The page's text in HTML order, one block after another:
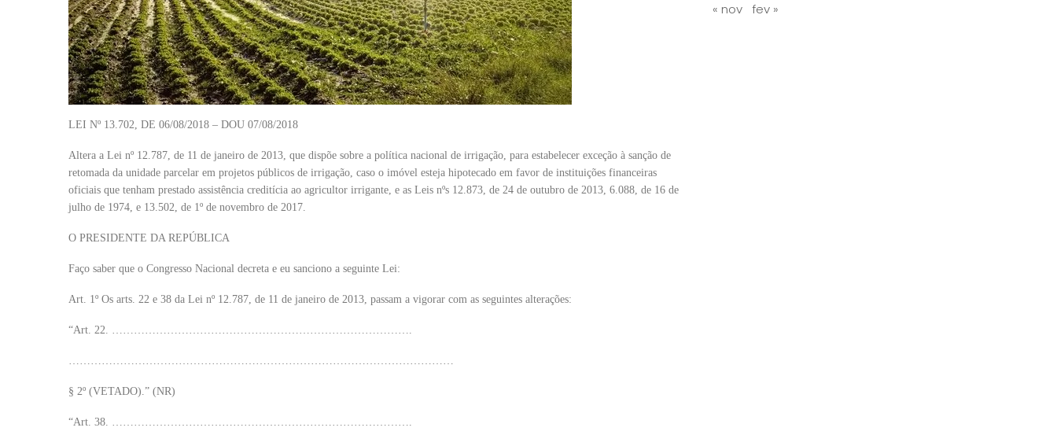
LEI Nº 13.702, DE 06/08/2018 – DOU 07/08/2018
Altera a Lei nº 12.787, de 11 de janeiro de 2013, que dispõe sobre a política nacional de irrigação, para estabelecer exceção à sanção de
retomada da unidade parcelar em projetos públicos de irrigação, caso o imóvel esteja hipotecado em favor de instituições financeiras
oficiais que tenham prestado assistência creditícia ao agricultor irrigante, e as Leis nºs 12.873, de 24 de outubro de 2013, 6.088, de 16 de
julho de 1974, e 13.502, de 1º de novembro de 2017.
O PRESIDENTE DA REPÚBLICA
Faço saber que o Congresso Nacional decreta e eu sanciono a seguinte Lei:
Art. 1º Os arts. 22 e 38 da Lei nº 12.787, de 11 de janeiro de 2013, passam a vigorar com as seguintes alterações:
“Art. 22. ……………………………………………………………………….
……………………………………………………………………………………………
§ 2º (VETADO).” (NR)
“Art. 38. ……………………………………………………………………….
« nov fev »